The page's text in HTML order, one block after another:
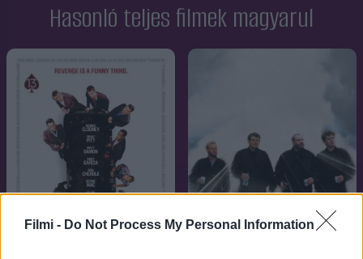
Filmi - Do Not Process My Personal Information
Hasonló teljes filmek magyarul